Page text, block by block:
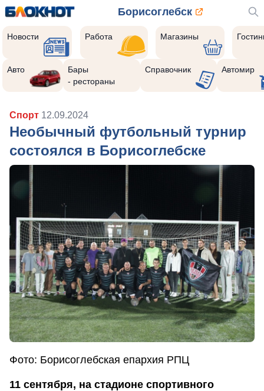
Борисоглебск
Новости Работа Магазины
Авто
Бары
- рестораны
Справочник Автомир
Спорт 12.09.2024
Необычный футбольный турнир
состоялся в Борисоглебске
Фото: Борисоглебская епархия РПЦ
11 сентября, на стадионе спортивного